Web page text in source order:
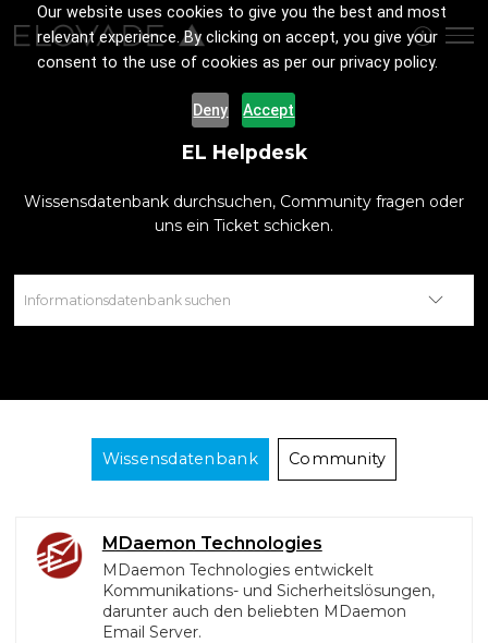
Our website uses cookies to give you the best and most
relevant experience. By clicking on accept, you give your
consent to the use of cookies as per our privacy policy.
Deny Accept
EL Helpdesk
Wissensdatenbank durchsuchen, Community fragen oder
uns ein Ticket schicken.
Wissensdatenbank Community
MDaemon Technologies
MDaemon Technologies entwickelt
Kommunikations- und Sicherheitslösungen,
darunter auch den beliebten MDaemon
Email Server.